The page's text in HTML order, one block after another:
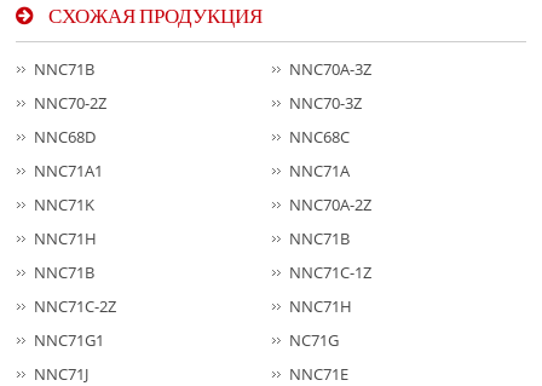
СХОЖАЯ ПРОДУКЦИЯ
NNC71B
NNC70A-3Z
NNC70-2Z
NNC70-3Z
NNC68D
NNC68C
NNC71A1
NNC71A
NNC71K
NNC70A-2Z
NNC71H
NNC71B
NNC71B
NNC71C-1Z
NNC71C-2Z
NNC71H
NNC71G1
NC71G
NNC71J
NNC71E